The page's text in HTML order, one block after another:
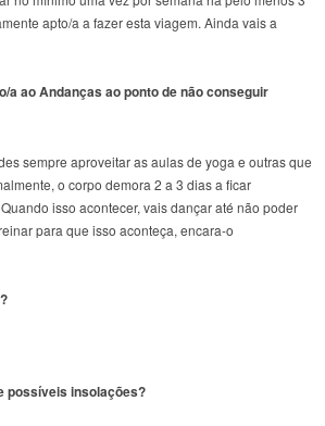
apto/a a fazer esta viagem. Ainda vais a
a ao Andanças ao ponto de não conseguir
sempre aproveitar as aulas de yoga e outras que
o corpo demora 2 a 3 dias a ficar
isso acontecer, vais dançar até não poder
para que isso aconteça, encara-o
possíveis insolações?